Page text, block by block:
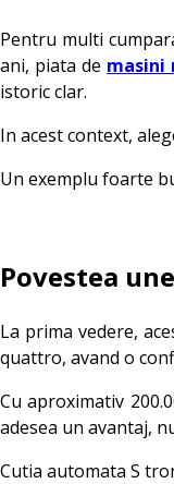
Pentru multi
ani, piata de masini
istoric clar.
In acest context,
Un exemplu foarte
Povestea
La prima vedere,
quattro, avand o
Cu aproximativ
adesea un avantaj,
Cutia automata S